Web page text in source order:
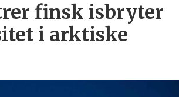
finsk isbryter
i arktiske